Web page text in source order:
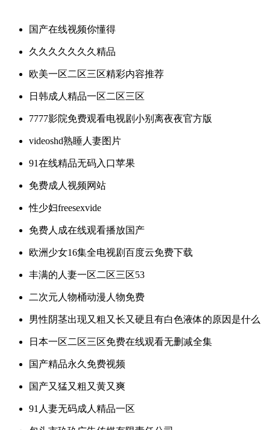
国产在线视频你懂得
久久久久久久久精品
欧美一区二区三区精彩内容推荐
日韩成人精品一区二区三区
7777影院免费观看电视剧小别离夜夜官方版
videoshd熟睡人妻图片
91在线精品无码入口苹果
免费成人视频网站
性少妇freesexvide
免费人成在线观看播放国产
欧洲少女16集全电视剧百度云免费下载
丰满的人妻一区二区三区53
二次元人物桶动漫人物免费
男性阴茎出现又粗又长又硬且有白色液体的原因是什么
日本一区二区三区免费在线观看无删减全集
国产精品永久免费视频
国产又猛又粗又黄又爽
91人妻无码成人精品一区